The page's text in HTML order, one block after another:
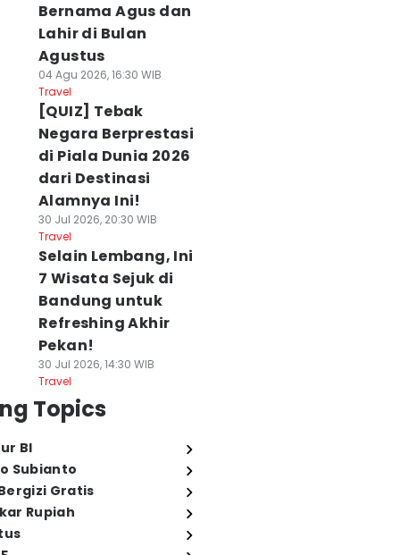
Bernama Agus dan
Lahir di Bulan
Agustus
04 Agu 2026, 16:30 WIB
Travel
[QUIZ] Tebak
Negara Berprestasi
di Piala Dunia 2026
dari Destinasi
Alamnya Ini!
30 Jul 2026, 20:30 WIB
Travel
Selain Lembang, Ini
7 Wisata Sejuk di
Bandung untuk
Refreshing Akhir
Pekan!
30 Jul 2026, 14:30 WIB
Travel
Topics
BI
Subianto
Gratis
Rupiah